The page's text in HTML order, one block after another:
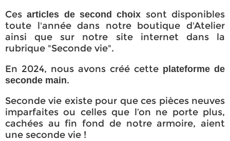
Cesarticles de second choix sont disponibles
toute l'année dans notre boutique d'Atelier
ainsi que sur notre site internet dans la
rubrique "Seconde vie".
En 2024, nous avons créé cette plateforme de
seconde main.
Seconde vie existe pour que ces pièces neuves
imparfaites ou celles que l’on ne porte plus,
cachées au fin fond de notre armoire, aient
une seconde vie !